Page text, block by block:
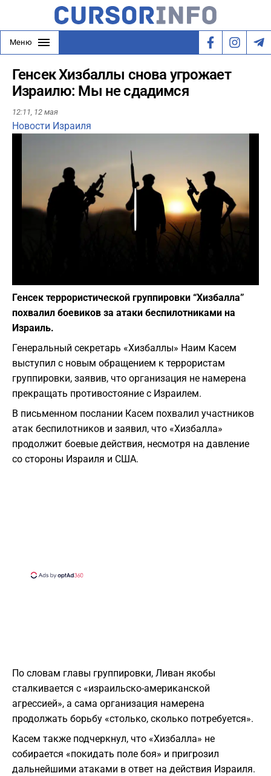
Меню
Генсек Хизбаллы снова угрожает
Израилю: Мы не сдадимся
12:11, 12 мая
Новости Израиля
Генсек террористической группировки “Хизбалла”
похвалил боевиков за атаки беспилотниками на
Израиль.
Генеральный секретарь «Хизбаллы» Наим Касем
выступил с новым обращением к террористам
группировки, заявив, что организация не намерена
прекращать противостояние с Израилем.
В письменном послании Касем похвалил участников
атак беспилотников и заявил, что «Хизбалла»
продолжит боевые действия, несмотря на давление
со стороны Израиля и США.
По словам главы группировки, Ливан якобы
сталкивается с «израильско-американской
агрессией», а сама организация намерена
продолжать борьбу «столько, сколько потребуется».
Касем также подчеркнул, что «Хизбалла» не
собирается «покидать поле боя» и пригрозил
дальнейшими атаками в ответ на действия Израиля.